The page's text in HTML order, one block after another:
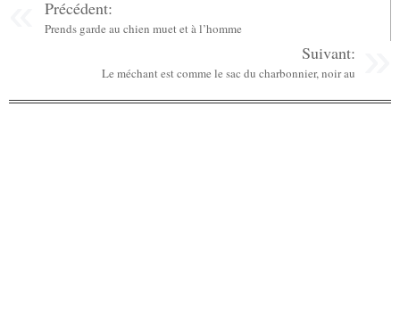
Précédent:
Prends garde au chien muet et à l’homme
Suivant:
Le méchant est comme le sac du charbonnier, noir au